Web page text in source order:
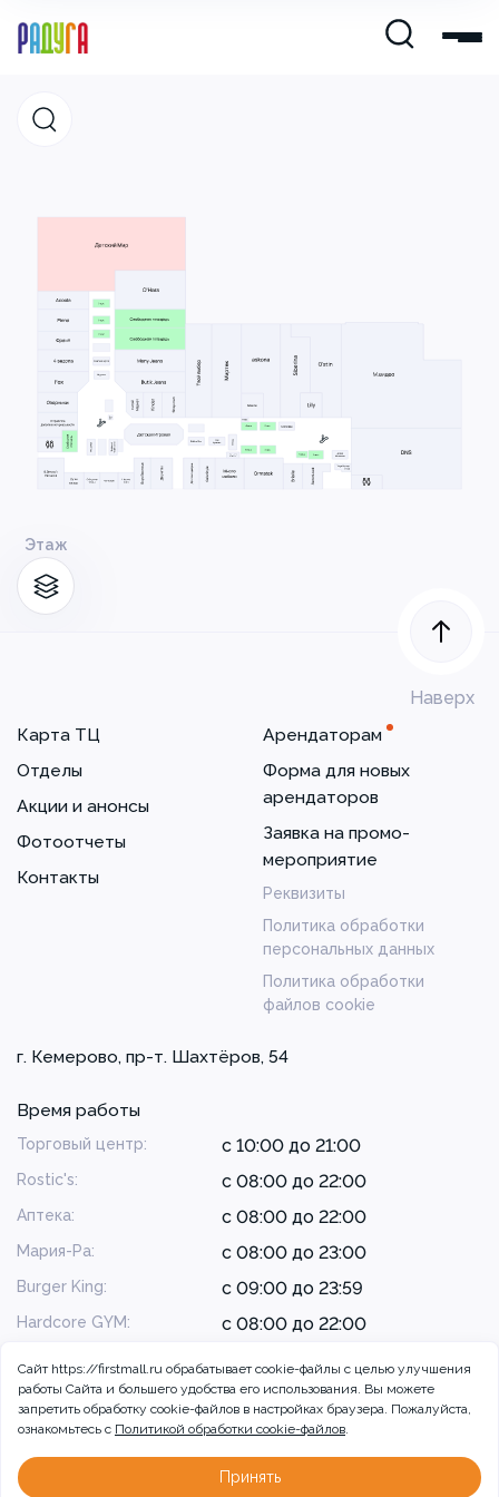
Развлечения и кино
Услуги и сервис
Свободная площадь
Этаж
Наверх
Карта ТЦ
Отделы
Акции и анонсы
Фотоотчеты
Контакты
Арендаторам
Форма для новых
арендаторов
Заявка на промо-
мероприятие
Реквизиты
Политика обработки
персональных данных
Политика обработки
файлов cookie
г. Кемерово, пр-т. Шахтёров, 54
Время работы
Торговый центр: с 10:00 до 21:00
Rostic's: с 08:00 до 22:00
Аптека: с 08:00 до 22:00
Мария-Ра: с 08:00 до 23:00
Burger King: с 09:00 до 23:59
Hardcore GYM: с 08:00 до 22:00
© 2026 ТРЦ Радуга, г. Кемерово
Сайт https://firstmall.ru обрабатывает cookie-файлы с целью улучшения
работы Сайта и большего удобства его использования. Вы можете
запретить обработку сookie-файлов в настройках браузера. Пожалуйста,
ознакомьтесь с Политикой обработки cookie-файлов.
Принять